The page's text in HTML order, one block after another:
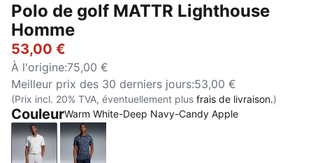
Polo de golf MATTR Lighthouse
Homme
53,00 €
À l'origine:75,00 €
Meilleur prix des 30 derniers jours:53,00 €
(Prix incl. 20% TVA, éventuellement plus frais de livraison.)
CouleurWarm White-Deep Navy-Candy Apple
Warm White-Deep Navy-Candy Apple
Deep Navy-Royal Sapphire